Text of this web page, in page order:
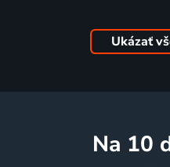
Ukázať
na 10